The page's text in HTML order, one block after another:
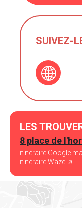
SUIVEZ-
LES
8 place de
itinéraire Google
itinéraire Waze